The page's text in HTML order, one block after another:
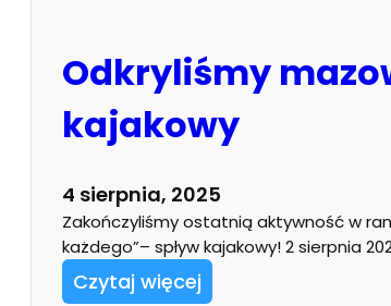
Odkryliśmy
kajakowy
4 sierpnia, 2025
Zakończyliśmy ostatnią aktywność w
każdego”– spływ kajakowy! 2 sierpnia
Czytaj więcej